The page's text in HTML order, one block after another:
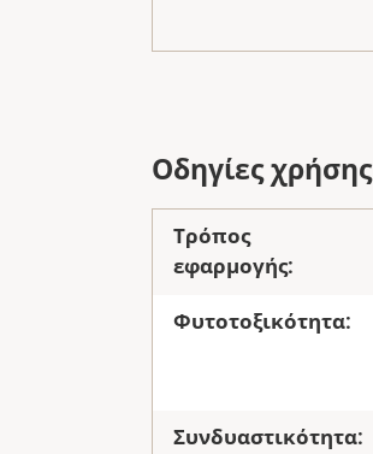
Οδηγίες χρήσης
Τρόπος
εφαρμογής:
Φυτοτοξικότητα:
Συνδυαστικότητα: